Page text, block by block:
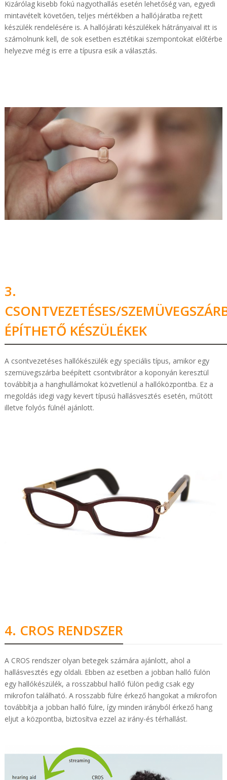
Kizárólag kisebb fokú nagyothallás esetén lehetőség van, egyedi
mintavételt követően, teljes mértékben a hallójáratba rejtett
készülék rendelésére is. A hallójárati készülékek hátrányaival itt is
számolnunk kell, de sok esetben esztétikai szempontokat előtérbe
helyezve még is erre a típusra esik a választás.
3.
CSONTVEZETÉSES/
ÉPÍTHETŐ KÉSZÜLÉKEK
A csontvezetéses hallókészülék egy speciális típus, amikor egy
szemüvegszárba beépített csontvibrátor a koponyán keresztül
továbbítja a hanghullámokat közvetlenül a hallóközpontba. Ez a
megoldás idegi vagy kevert típusú hallásvesztés esetén, műtött
illetve folyós fülnél ajánlott.
4. CROS RENDSZER
A CROS rendszer olyan betegek számára ajánlott, ahol a
hallásvesztés egy oldali. Ebben az esetben a jobban halló fülön
egy hallókészülék, a rosszabbul halló fülön pedig csak egy
mikrofon található. A rosszabb fülre érkező hangokat a mikrofon
továbbítja a jobban halló fülre, így minden irányból érkező hang
eljut a központba, biztosítva ezzel az irány-és térhallást.